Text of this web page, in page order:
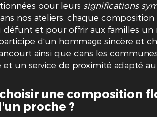
pour leurs significations
nos ateliers, chaque
défunt et pour offrir aux familles
d'un hommage sincère et
ainsi que dans les
et un service de proximité adapté
une composition
proche ?